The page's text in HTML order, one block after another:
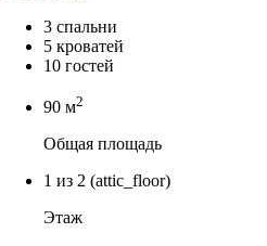
3 спальни
5 кроватей
10 гостей
90 м2
Общая площадь
1 из 2 (attic_floor)
Этаж